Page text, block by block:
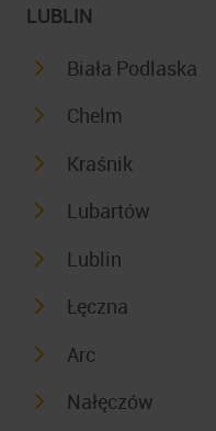
LUBLIN
Biała Podlaska
Chelm
Kraśnik
Lubartów
Lublin
Łęczna
Arc
Nałęczów